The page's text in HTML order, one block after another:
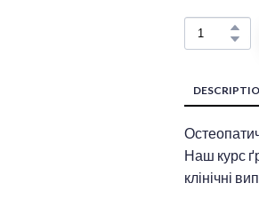
Наш курс
клінічні